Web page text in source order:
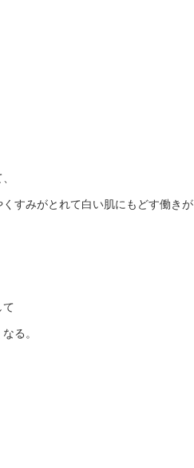
すみがとれて白い肌にもどす働きが
て
る。